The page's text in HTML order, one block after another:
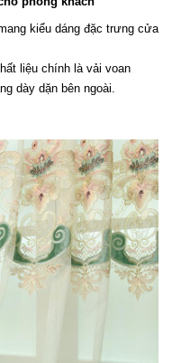
kiểu dáng đặc trưng cửa
liệu chính là vải voan
dày dặn bên ngoài.